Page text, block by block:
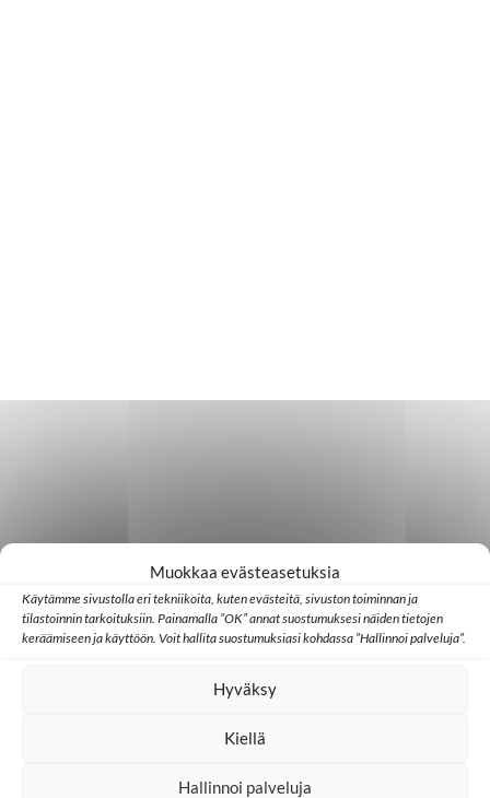
Muokkaa evästeasetuksia
Käytämme sivustolla eri tekniikoita, kuten evästeitä, sivuston toiminnan ja
tilastoinnin tarkoituksiin. Painamalla ”OK” annat suostumuksesi näiden tietojen
keräämiseen ja käyttöön. Voit hallita suostumuksiasi kohdassa ”Hallinnoi palveluja”.
Hyväksy
Kiellä
Hallinnoi palveluja